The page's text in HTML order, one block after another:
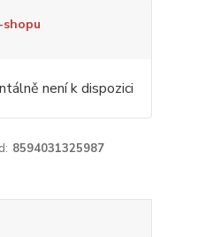
shopu
není k dispozici
8594031325987